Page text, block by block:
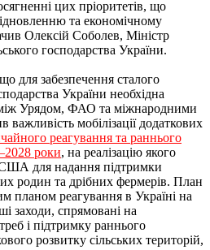
цих пріоритетів, що
та економічному
Олексій Соболев, Міністр
господарства України.
для забезпечення сталого
України необхідна
між Урядом, ФАО та міжнародними
мобілізації додаткових
реагування та раннього
роки, на реалізацію якого
для надання підтримки
родин та дрібних фермерів. План
планом реагування в Україні на
заходи, спрямовані на
і підтримку раннього
розвитку сільських територій,